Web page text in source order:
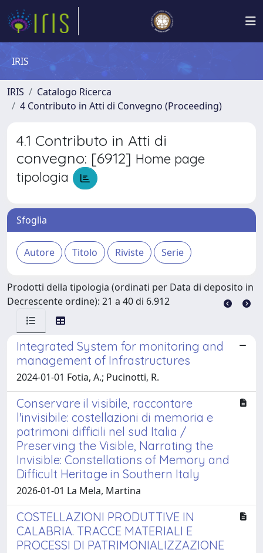
IRIS
IRIS
Catalogo Ricerca
4 Contributo in Atti di Convegno (Proceeding)
4.1 Contributo in Atti di
convegno: [6912] Home page
tipologia
Sfoglia
Prodotti della tipologia (ordinati per Data di deposito in
Decrescente ordine): 21 a 40 di 6.912
Integrated System for monitoring and
management of Infrastructures
2024-01-01 Fotia, A.; Pucinotti, R.
Conservare il visibile, raccontare
l'invisibile: costellazioni di memoria e
patrimoni difficili nel sud Italia /
Preserving the Visible, Narrating the
Invisible: Constellations of Memory and
Difficult Heritage in Southern Italy
2026-01-01 La Mela, Martina
COSTELLAZIONI PRODUTTIVE IN
CALABRIA. TRACCE MATERIALI E
PROCESSI DI PATRIMONIALIZZAZIONE